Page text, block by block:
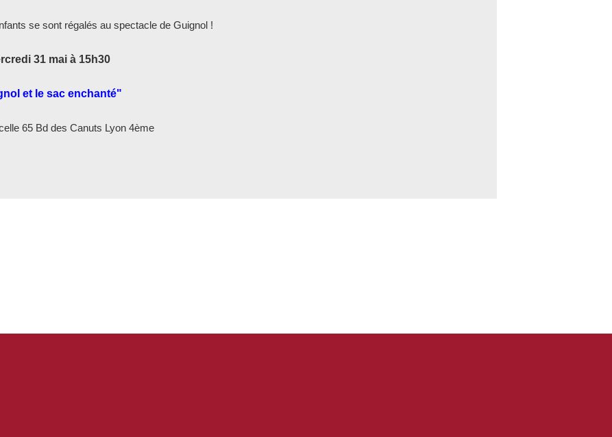
se sont régalés au spectacle de Guignol !
31 mai à 15h30
et le sac enchanté"
65 Bd des Canuts Lyon 4ème